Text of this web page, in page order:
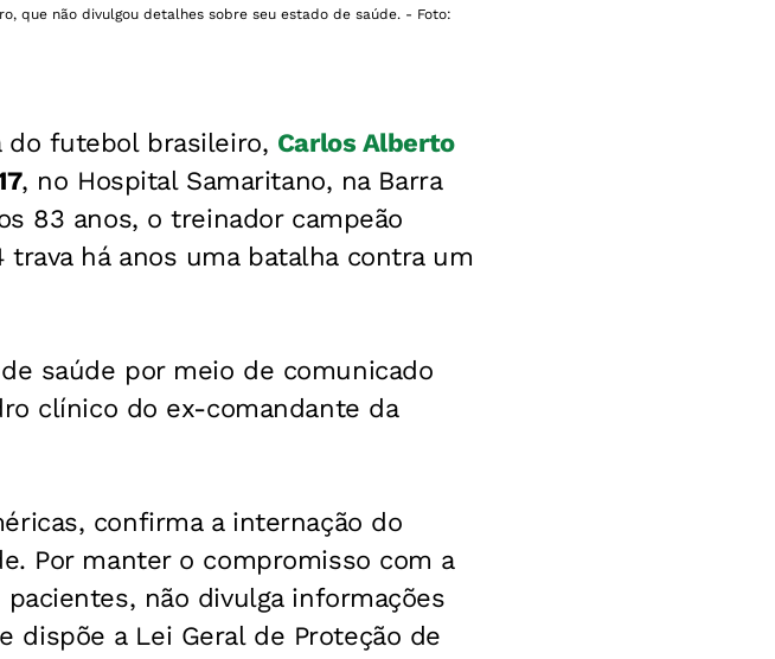
que não divulgou detalhes sobre seu estado de saúde. - Foto:
do futebol brasileiro, Carlos Alberto
, no Hospital Samaritano, na Barra
83 anos, o treinador campeão
há anos uma batalha contra um
saúde por meio de comunicado
clínico do ex-comandante da
confirma a internação do
Por manter o compromisso com a
não divulga informações
dispõe a Lei Geral de Proteção de